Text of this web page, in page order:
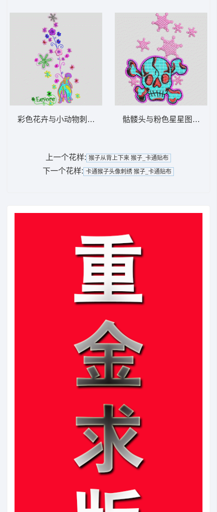
彩色花卉与小动物刺绣图案 童花_卡通贴布骷髅头与粉色星星图案 骷
上一个花样: 猴子从背上下来 猴子_卡通贴布
下一个花样: 卡通猴子头像刺绣 猴子_卡通贴布